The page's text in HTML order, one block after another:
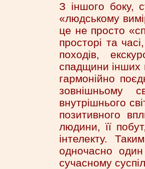
З іншого боку,
«людському
це не просто
просторі та
походів,
спадщини інших
гармонійно
зовнішньому
внутрішнього
позитивного
людини, її
інтелекту.
одночасно
сучасному